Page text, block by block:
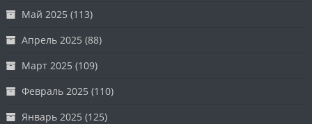
Май 2025 (113)
Апрель 2025 (88)
Март 2025 (109)
Февраль 2025 (110)
Январь 2025 (125)